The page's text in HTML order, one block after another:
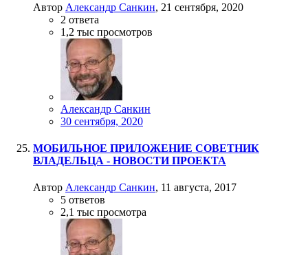
Автор Александр Санкин, 21 сентября, 2020
2 ответа
1,2 тыс просмотров
Александр Санкин
30 сентября, 2020
МОБИЛЬНОЕ ПРИЛОЖЕНИЕ СОВЕТНИК
ВЛАДЕЛЬЦА - НОВОСТИ ПРОЕКТА
Автор Александр Санкин, 11 августа, 2017
5 ответов
2,1 тыс просмотра